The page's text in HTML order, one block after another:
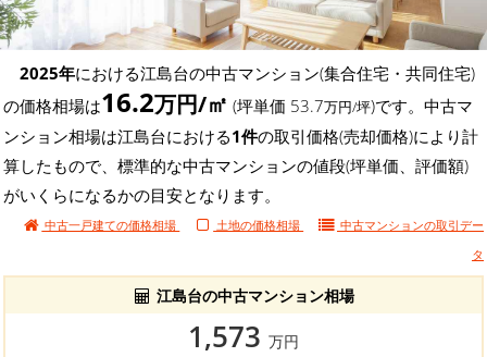
2025年における江島台の中古マンション(集合住宅・共同住宅)
の価格相場は16.2万円/㎡ (坪単価 53.7万円/坪)です。中古マ
ンション相場は江島台における1件の取引価格(売却価格)により計
算したもので、標準的な中古マンションの値段(坪単価、評価額)
がいくらになるかの目安となります。
中古一戸建ての価格相場 土地の価格相場 中古マンションの取引デー
タ
江島台の中古マンション相場
1,573 万円